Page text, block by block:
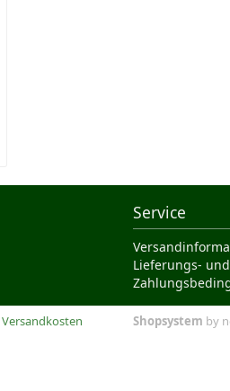
Service
Lieferungs- und
Versandkosten Shopsystem by